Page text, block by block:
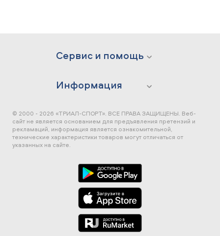
Сервис и помощь
Информация
© 2000 - 2026 «ТРИАЛ-СПОРТ». ВСЕ ПРАВА ЗАЩИЩЕНЫ. Веб-
сайт не является основанием для предъявления претензий и
рекламаций, информация является ознакомительной,
технические характеристики товаров могут отличаться от
указанных на сайте.